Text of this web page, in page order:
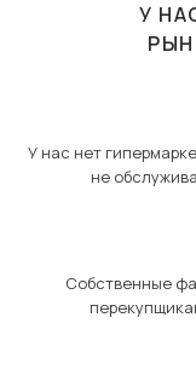
У
У нас нет
не
Собственные